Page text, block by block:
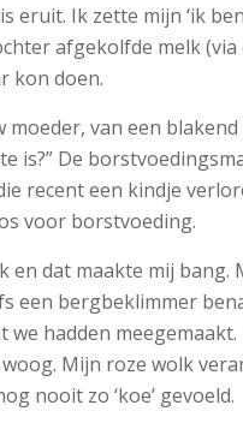
eruit. Ik zette mijn ‘ik
afgekolfde melk (via
kon doen.
van een blakend
is?” De
recent een kindje
voor borstvoeding.
en dat maakte mij bang.
een bergbeklimmer
we hadden
Mijn roze wolk
nooit zo ‘koe’ gevoeld.